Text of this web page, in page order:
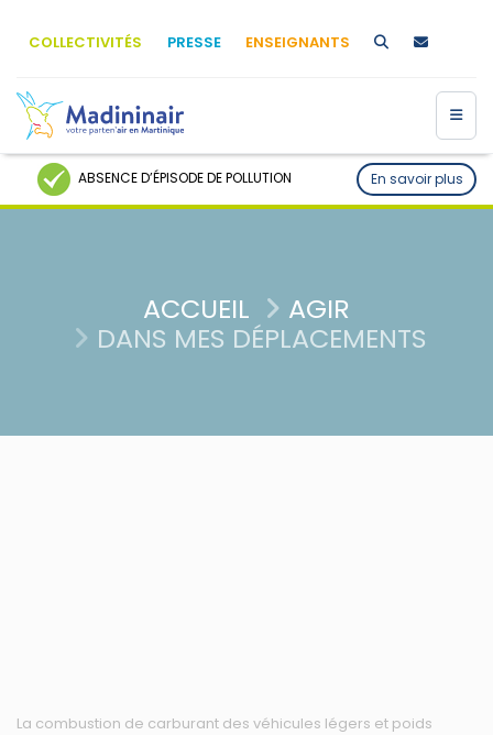
COLLECTIVITÉS PRESSE ENSEIGNANTS
ABSENCE D’ÉPISODE DE POLLUTION En savoir plus
ACCUEIL
AGIR
DANS MES DÉPLACEMENTS
La combustion de carburant des véhicules légers et poids